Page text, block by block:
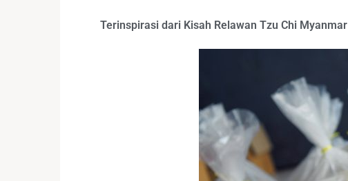
Terinspirasi dari Kisah Relawan Tzu Chi Myanmar